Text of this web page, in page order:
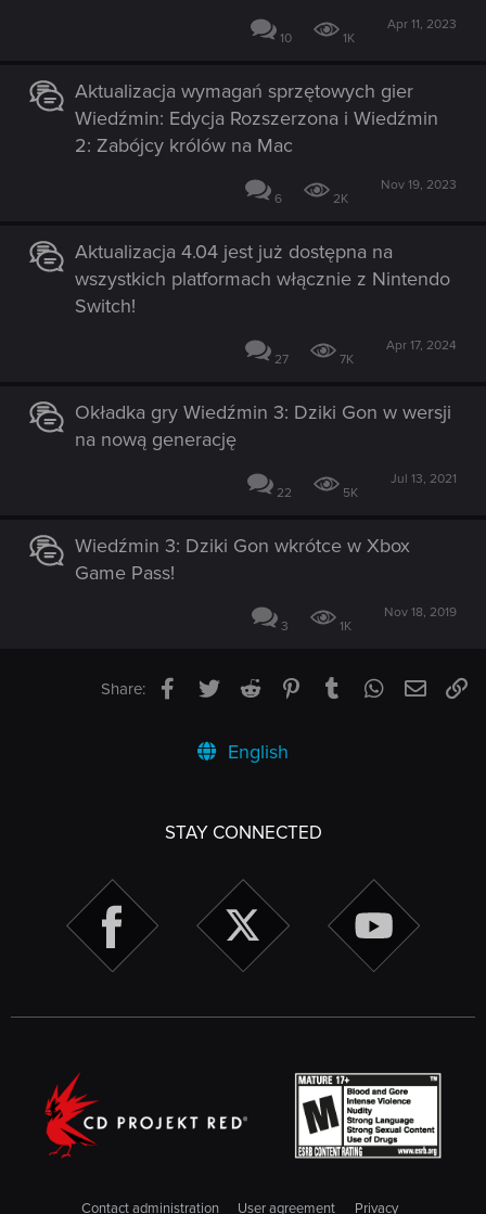
10 1K
Apr 11, 2023
Aktualizacja wymagań sprzętowych gier
Wiedźmin: Edycja Rozszerzona i Wiedźmin
2: Zabójcy królów na Mac
6 2K
Nov 19, 2023
Aktualizacja 4.04 jest już dostępna na
wszystkich platformach włącznie z Nintendo
Switch!
27 7K
Apr 17, 2024
Okładka gry Wiedźmin 3: Dziki Gon w wersji
na nową generację
22 5K
Jul 13, 2021
Wiedźmin 3: Dziki Gon wkrótce w Xbox
Game Pass!
3 1K
Nov 18, 2019
Share: Facebook
TwitterReddit PinterestTumblrWhatsApp
Email
English
STAY CONNECTED
Contact administration User agreement Privacy